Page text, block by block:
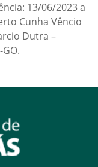
13/06/2023 a
Cunha Vêncio
Dutra –